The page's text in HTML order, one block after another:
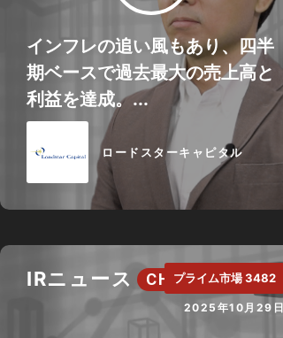
ロードスターキャピタル
インフレの追い風もあり、四半
期ベースで過去最大の売上高と
利益を達成。...
IRニュース CH.プライム市場 3482
2025年10月29日